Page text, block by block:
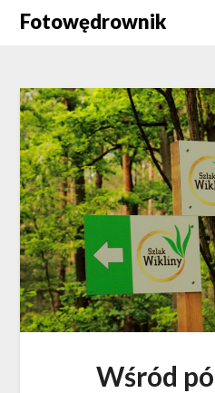
SkipFotowędrownik
Wśród